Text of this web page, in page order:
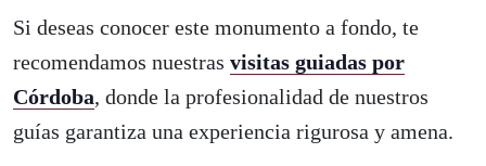
Si deseas conocer este monumento a fondo, te
recomendamos nuestras visitas guiadas por
Córdoba, donde la profesionalidad de nuestros
guías garantiza una experiencia rigurosa y amena.